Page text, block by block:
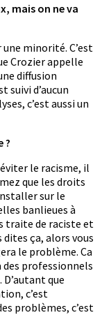
mais on ne va
minorité. C’est
Crozier appelle
diffusion
suivi d’aucun
c’est aussi un
?
le racisme, il
que les droits
sur le
banlieues à
traite de raciste et
dites ça, alors vous
le problème. Ca
des professionnels
que
c’est
problèmes, c’est